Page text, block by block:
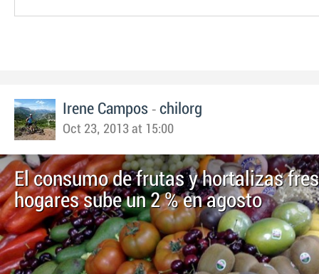
Irene Campos - chilorg
Oct 23, 2013 at 15:00
El consumo de frutas y hortalizas
hogares sube un 2 % en agosto